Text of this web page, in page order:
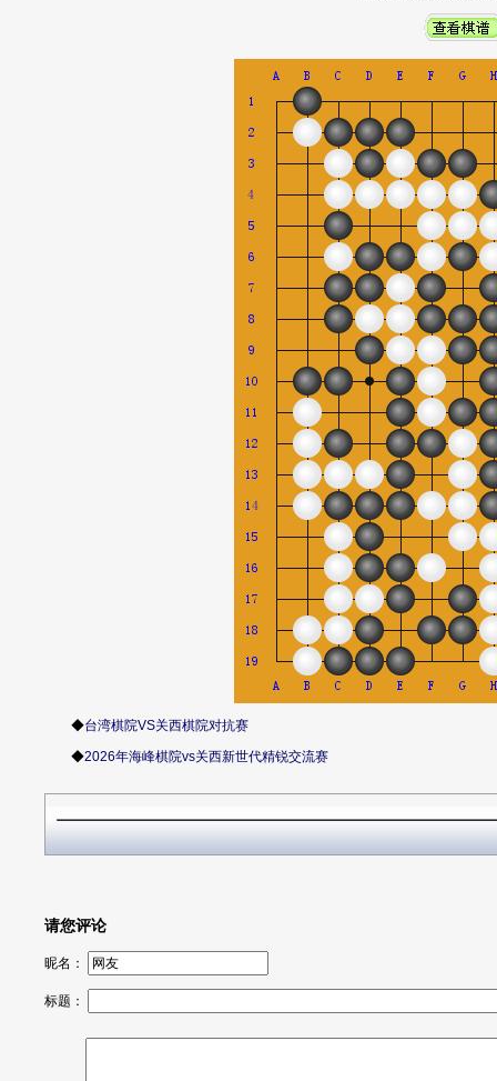
◆台湾棋院VS关西棋院对抗赛
◆2026年海峰棋院vs关西新世代精锐交流赛
请您评论
昵名：
标题：